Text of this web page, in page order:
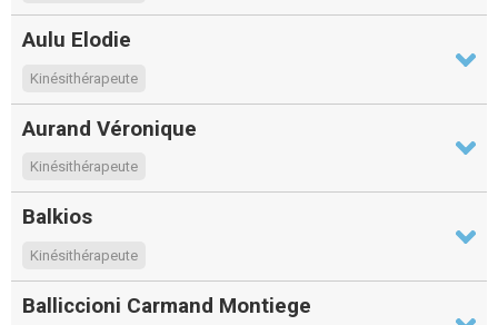
Aulu Elodie
Kinésithérapeute
Aurand Véronique
Kinésithérapeute
Balkios
Kinésithérapeute
Balliccioni Carmand Montiege